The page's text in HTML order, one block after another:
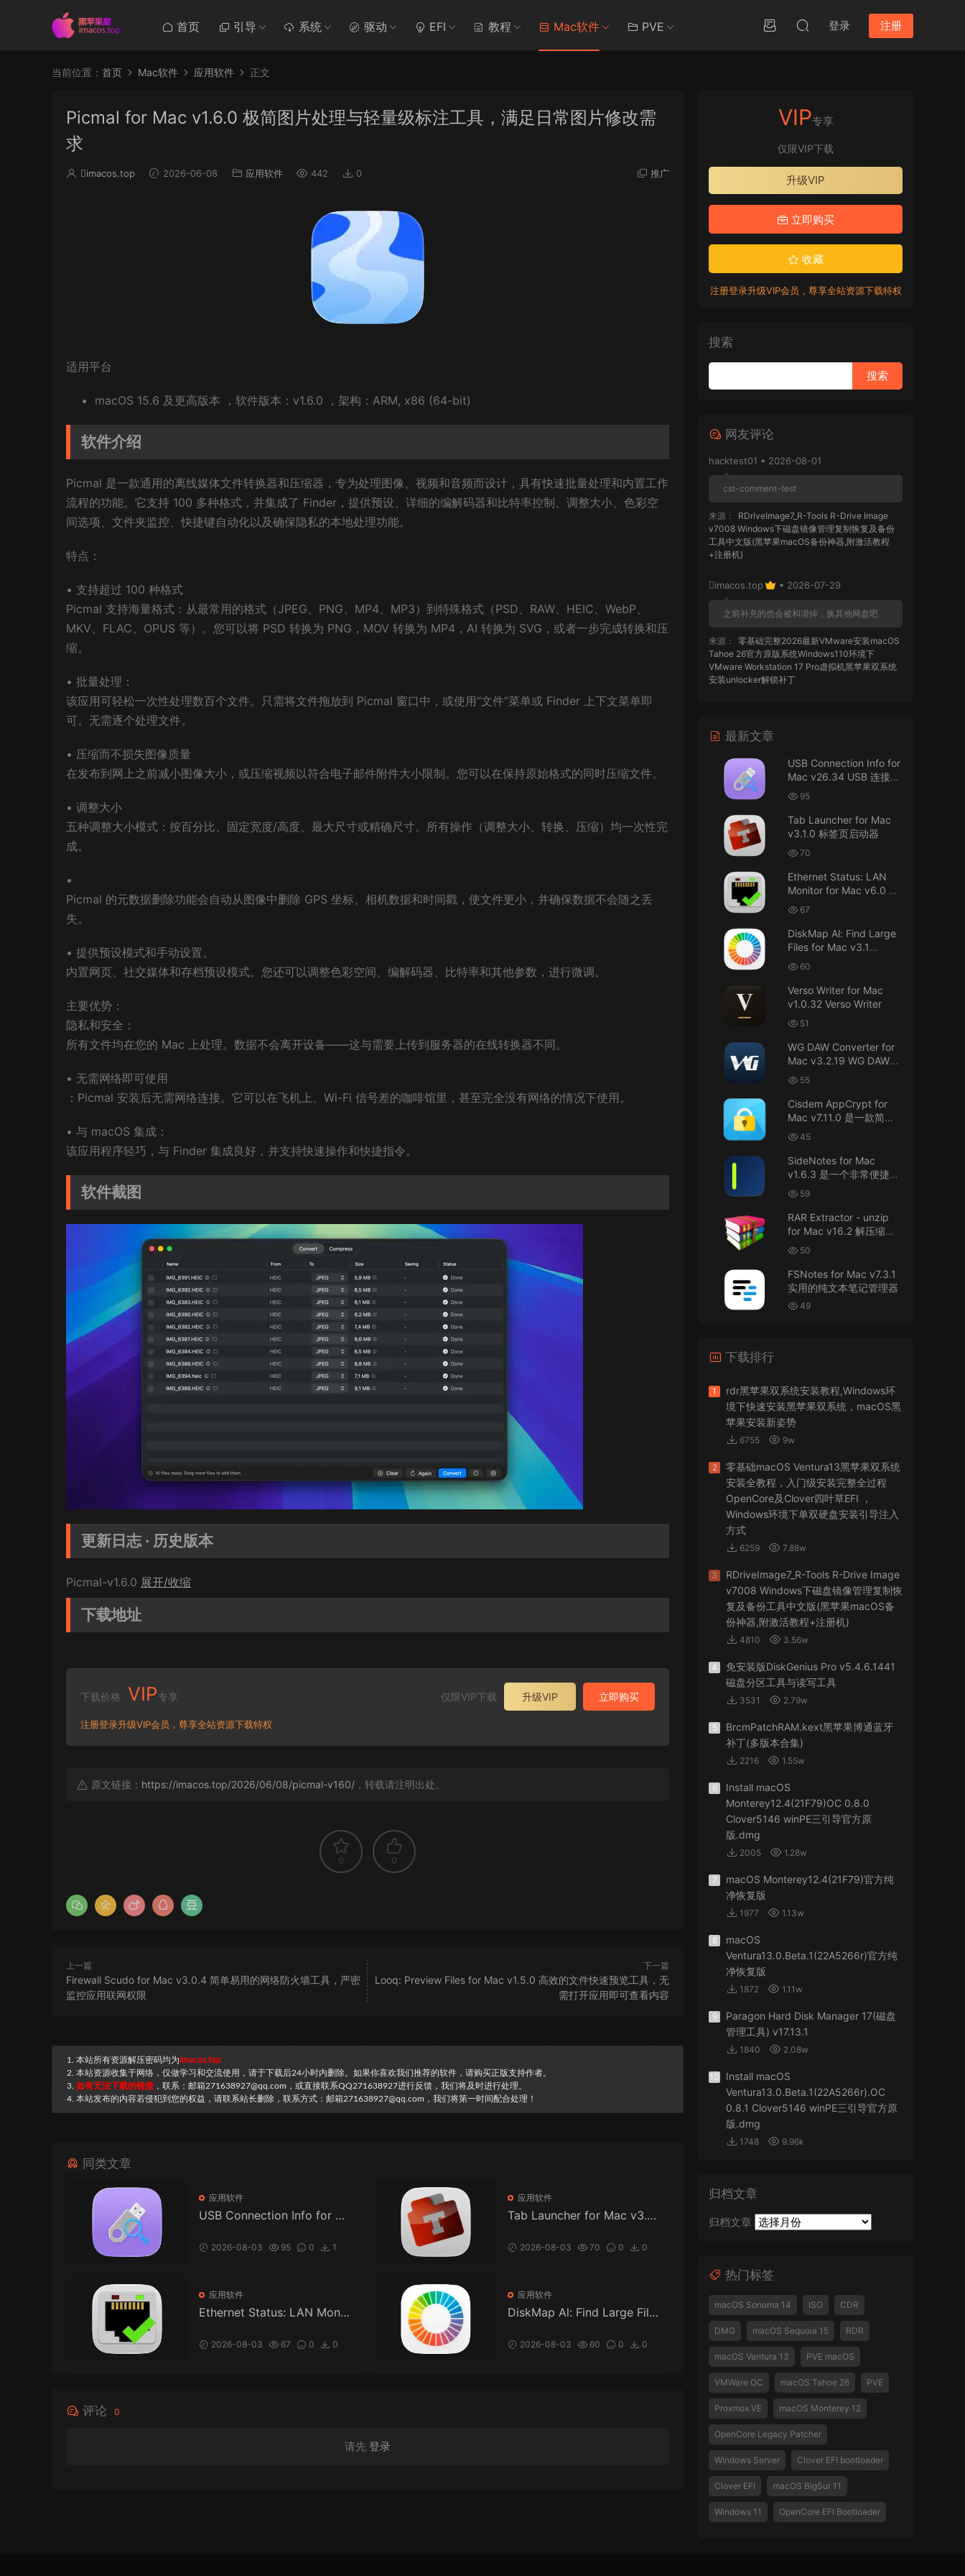
首页 引导 系统 驱动 EFI 教程 Mac软件 PVE 登录 注册
当前位置： 首页 Mac软件 应用软件 正文
Picmal for Mac v1.6.0 极简图片处理与轻量级标注工具，满足日常图片修改需
求
imacos.top 2026-06-08 应用软件 442 0 推广
适用平台
macOS 15.6 及更高版本 ，软件版本：v1.6.0 ，架构：ARM, x86 (64-bit)
软件介绍
Picmal 是一款通用的离线媒体文件转换器和压缩器，专为处理图像、视频和音频而设计，具有快速批量处理和内置工作
流程的功能。它支持 100 多种格式，并集成了 Finder，提供预设、详细的编解码器和比特率控制、调整大小、色彩空
间选项、文件夹监控、快捷键自动化以及确保隐私的本地处理功能。
特点：
• 支持超过 100 种格式
Picmal 支持海量格式：从最常用的格式（JPEG、PNG、MP4、MP3）到特殊格式（PSD、RAW、HEIC、WebP、
MKV、FLAC、OPUS 等）。您可以将 PSD 转换为 PNG，MOV 转换为 MP4，AI 转换为 SVG，或者一步完成转换和压
缩。
• 批量处理：
该应用可轻松一次性处理数百个文件。只需将文件拖放到 Picmal 窗口中，或使用“文件”菜单或 Finder 上下文菜单即
可。无需逐个处理文件。
• 压缩而不损失图像质量
在发布到网上之前减小图像大小，或压缩视频以符合电子邮件附件大小限制。您可以在保持原始格式的同时压缩文件。
• 调整大小
五种调整大小模式：按百分比、固定宽度/高度、最大尺寸或精确尺寸。所有操作（调整大小、转换、压缩）均一次性完
成。
•
Picmal 的元数据删除功能会自动从图像中删除 GPS 坐标、相机数据和时间戳，使文件更小，并确保数据不会随之丢
失。
• 提供预设模式和手动设置。
内置网页、社交媒体和存档预设模式。您还可以调整色彩空间、编解码器、比特率和其他参数，进行微调。
主要优势：
隐私和安全：
所有文件均在您的 Mac 上处理。数据不会离开设备——这与需要上传到服务器的在线转换器不同。
• 无需网络即可使用
：Picmal 安装后无需网络连接。它可以在飞机上、Wi-Fi 信号差的咖啡馆里，甚至完全没有网络的情况下使用。
• 与 macOS 集成：
该应用程序轻巧，与 Finder 集成良好，并支持快速操作和快捷指令。
软件截图
更新日志 · 历史版本
Picmal-v1.6.0 展开/收缩
下载地址
下载价格 VIP专享 仅限VIP下载 升级VIP 立即购买
注册登录升级VIP会员，尊享全站资源下载特权
原文链接： https://imacos.top/2026/06/08/picmal-v160/ ，转载请注明出处。
0 0
上一篇
Firewall Scudo for Mac v3.0.4 简单易用的网络防火墙工具，严密
监控应用联网权限
下一篇
Looq: Preview Files for Mac v1.5.0 高效的文件快速预览工具，无
需打开应用即可查看内容
1. 本站所有资源解压密码均为imacos.top
2. 本站资源收集于网络，仅做学习和交流使用，请于下载后24小时内删除。如果你喜欢我们推荐的软件，请购买正版支持作者。
3. 如有无法下载的链接 ，联系：邮箱271638927@qq.com，或直接联系QQ271638927进行反馈，我们将及时进行处理。
4. 本站发布的内容若侵犯到您的权益，请联系站长删除，联系方式：邮箱271638927@qq.com，我们将第一时间配合处理！
同类文章
应用软件
USB Connection Info for M
2026-08-03 95 0 1
应用软件
Tab Launcher for Mac v3.1.
2026-08-03 70 0 0
应用软件
Ethernet Status: LAN Monit
态：LAN 监控
2026-08-03 67 0 0
应用软件
DiskMap Al: Find Large File
L：查找大文件
2026-08-03 60 0 0
评论 0
请先 登录
VIP专享
仅限VIP下载
升级VIP
立即购买
收藏
注册登录升级VIP会员，尊享全站资源下载特权
搜索
网友评论
hacktest01 • 2026-08-01
cst-comment-test
来源：
RDriveImage7_R-Tools R-Drive Image
v7008 Windows下磁盘镜像管理复制恢复及备份
工具中文版(黑苹果macOS备份神器,附激活教程
+注册机)
imacos.top • 2026-07-29
之前补充的也会被和谐掉，换其他网盘吧
来源：
零基础完整2026最新VMware安装macOS
Tahoe 26官方原版系统Windows110环境下
VMware Workstation 17 Pro虚拟机黑苹果双系统
安装unlocker解锁补丁
AIO = All In One，一站式整合完整版
来源：
DaVinci Resolve Studio 21 for Mac
v21.0.3 AIO 达芬奇世界顶级调色软件
Mac长存
接！直接从苹果公司下载。
u8562248263583923 • 2026-07-29
黑苹果已死
来源： macOS Golden Gate 27 完整安装包链
接！直接从苹果公司下载。
u6525353742092371 • 2026-07-26
来源： DaVinci Resolve Studio 21 for Mac
v21.0.3 AIO 达芬奇世界顶级调色软件
janm999 • 2026-07-23
谢谢分享~
来源： AppleIGC.kext v1.8 黑苹果2.5G有线网卡
u9121732520675862 • 2026-07-22
可以重新发送夸克的资源吗，夸克的已经失
效了
Tahoe 26官方原版系统Windows110环境下
VMware Workstation 17 Pro虚拟机黑苹果双系统
安装unlocker解锁补丁
怎么安装？
来源： PDFify for Mac v5.0 专业的PDF处理软件
imacos.top • 2026-07-19
来源： Adobe Photoshop 2026 for Mac v27.8.0
专业的图片处理软件
最新文章
USB Connection Info for
Mac v26.34 USB 连接信
息 95
Tab Launcher for Mac
v3.1.0 标签页启动器
70
Ethernet Status: LAN
Monitor for Mac v6.0 以
太网状态：LAN 监控
67
DiskMap Al: Find Large
Files for Mac v3.1
DiskMap AL：查找大文
件
60
Verso Writer for Mac
v1.0.32 Verso Writer
51
WG DAW Converter for
Mac v3.2.19 WG DAW转
换器
55
Cisdem AppCrypt for
Mac v7.11.0 是一款简单
好用的Mac应用加密软件
45
SideNotes for Mac
v1.6.3 是一个非常便捷的
笔记软件
59
RAR Extractor - unzip
for Mac v16.2 解压缩工
具 50
FSNotes for Mac v7.3.1
实用的纯文本笔记管理器
49
下载排行
1
rdr黑苹果双系统安装教程,Windows环
境下快速安装黑苹果双系统，macOS黑
苹果安装新姿势
6755 9w
2
零基础macOS Ventura13黑苹果双系统
安装全教程，入门级安装完整全过程
OpenCore及Clover四叶草EFI ，
Windows环境下单双硬盘安装引导注入
方式
6259 7.88w
3
RDriveImage7_R-Tools R-Drive Image
v7008 Windows下磁盘镜像管理复制恢
复及备份工具中文版(黑苹果macOS备
份神器,附激活教程+注册机)
4810 3.56w
4
免安装版DiskGenius Pro v5.4.6.1441
磁盘分区工具与读写工具
3531 2.79w
5
BrcmPatchRAM.kext黑苹果博通蓝牙
补丁(多版本合集)
2216 1.55w
6
Install macOS
Monterey12.4(21F79)OC 0.8.0
Clover5146 winPE三引导官方原
版.dmg
2005 1.28w
7
macOS Monterey12.4(21F79)官方纯
净恢复版
1977 1.13w
8
macOS
Ventura13.0.Beta.1(22A5266r)官方纯
净恢复版
1872 1.11w
9
Paragon Hard Disk Manager 17(磁盘
管理工具) v17.13.1
1840 2.08w
10
Install macOS
Ventura13.0.Beta.1(22A5266r).OC
0.8.1 Clover5146 winPE三引导官方原
版.dmg
1748 9.96k
归档文章
归档文章
热门标签
macOS Sonoma 14 ISO CDR
DMG macOS Sequoia 15 RDR
macOS Ventura 13 PVE macOS
VMWare OC macOS Tahoe 26 PVE
Proxmox VE macOS Monterey 12
OpenCore Legacy Patcher
Windows Server Clover EFI bootloader
Clover EFI macOS BigSur 11
Windows 11 OpenCore EFI Bootloader